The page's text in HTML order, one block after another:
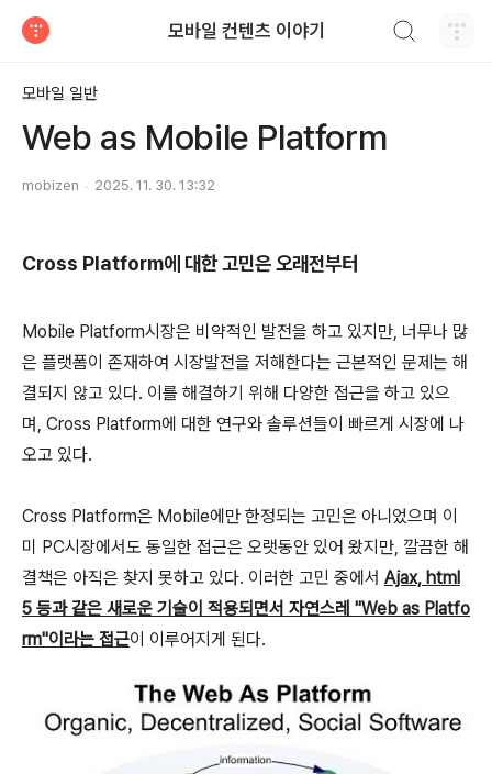
모바일 컨텐츠 이야기
모바일 일반
Web as Mobile Platform
mobizen 2025. 11. 30. 13:32
Cross Platform에 대한 고민은 오래전부터
Mobile Platform시장은 비약적인 발전을 하고 있지만, 너무나 많
은 플랫폼이 존재하여 시장발전을 저해한다는 근본적인 문제는 해
결되지 않고 있다. 이를 해결하기 위해 다양한 접근을 하고 있으
며, Cross Platform에 대한 연구와 솔루션들이 빠르게 시장에 나
오고 있다.
Cross Platform은 Mobile에만 한정되는 고민은 아니었으며 이
미 PC시장에서도 동일한 접근은 오랫동안 있어 왔지만, 깔끔한 해
결책은 아직은 찾지 못하고 있다. 이러한 고민 중에서 Ajax, html
5 등과 같은 새로운 기술이 적용되면서 자연스레 "Web as Platfo
rm"이라는 접근이 이루어지게 된다.